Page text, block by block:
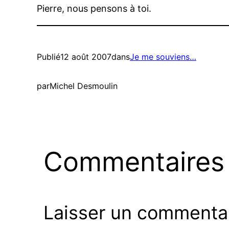
Pierre, nous pensons à toi.
Publié12 août 2007dansJe me souviens…
parMichel Desmoulin
Commentaires
Laisser un